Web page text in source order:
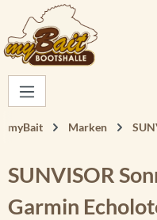
Zum Hauptinhalt springen
myBait Marken
SUNVISOR
Garmin